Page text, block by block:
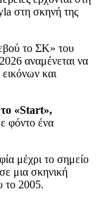
στη σκηνή της
το ΣΚ» του
αναμένεται να
εικόνων και
«Start»,
φόντο ένα
μέχρι το σημείο
μια σκηνική
το 2005.